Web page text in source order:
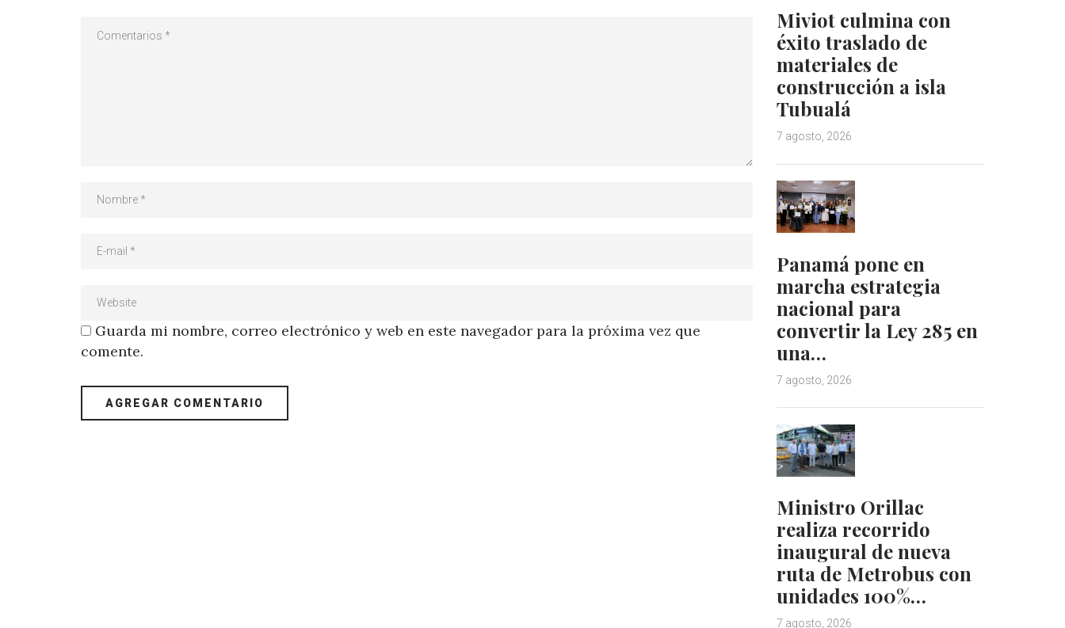
Guarda mi nombre, correo electrónico y web en este navegador para la próxima vez que
comente.
Miviot culmina con
éxito traslado de
materiales de
construcción a isla
Tubualá
7 agosto, 2026
Panamá pone en
marcha estrategia
nacional para
convertir la Ley 285 en
una…
7 agosto, 2026
Ministro Orillac
realiza recorrido
inaugural de nueva
ruta de Metrobus con
unidades 100%…
7 agosto, 2026